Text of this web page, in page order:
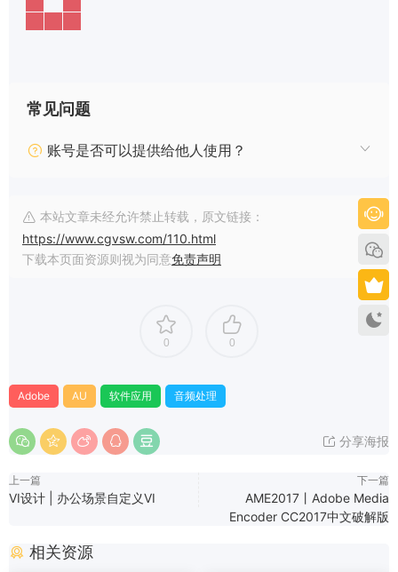
常见问题
账号是否可以提供给他人使用？
本站文章未经允许禁止转载，原文链接：
https://www.cgvsw.com/110.html
下载本页面资源则视为同意免责声明
0 0
Adobe AU 软件应用 音频处理
分享海报
上一篇
VI设计 | 办公场景自定义VI
下一篇
AME2017丨Adobe Media
Encoder CC2017中文破解版
相关资源